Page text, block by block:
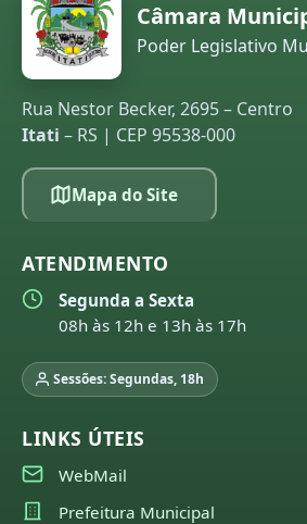
Câmara
Poder Legislativo
Rua Nestor Becker, 2695 – Centro
Itati – RS | CEP 95538-000
Mapa do Site
ATENDIMENTO
Segunda a Sexta
08h às 12h e 13h às 17h
Sessões: Segundas, 18h
LINKS ÚTEIS
WebMail
Prefeitura Municipal